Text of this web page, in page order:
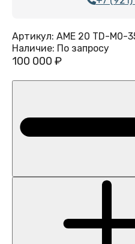
Артикул: AME 20 TD-M0-
Наличие: По запросу
100 000 ₽